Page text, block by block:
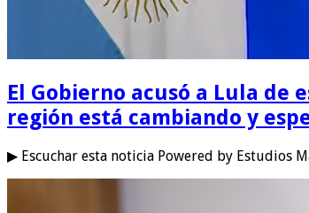
El Gobierno acusó a Lula
región está cambiando y
▶ Escuchar esta noticia Powered by Estudios